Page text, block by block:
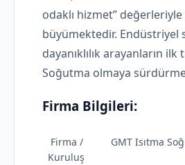
odaklı hizmet” değerleriyle
büyümektedir. Endüstriyel
dayanıklılık arayanların
Soğutma olmaya
Firma Bilgileri:
Firma /
Kuruluş
GMT Isıtma